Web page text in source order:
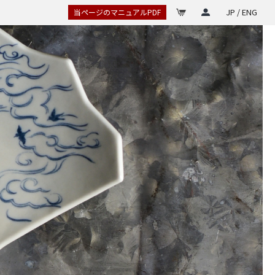
JP / ENG
当ページのマニュアルPDF